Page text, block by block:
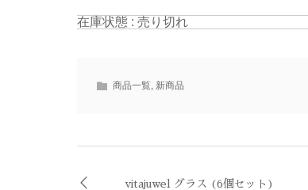
在庫状態 : 売り切れ
商品一覧, 新商品
vitajuwel グラス (6個セット)